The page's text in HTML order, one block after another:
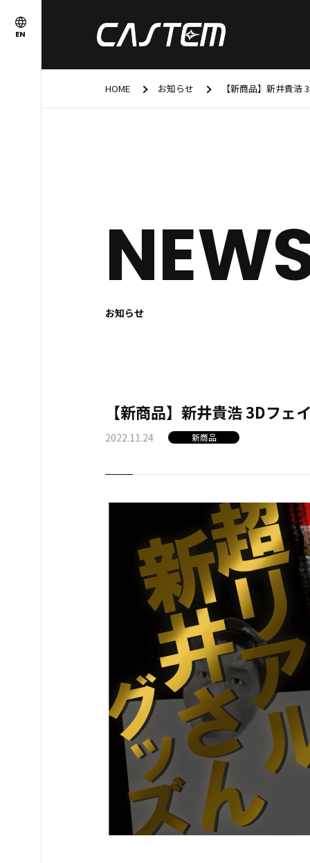
EN
HOME お知らせ 【新商品】新井貴浩
お知らせ
【新商品】新井貴浩 3Dフ
2022.11.24 新商品